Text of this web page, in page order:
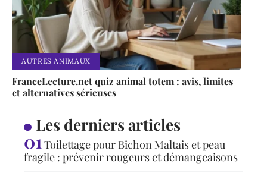
AUTRES ANIMAUX
FranceLecture.net quiz animal totem : avis, limites
et alternatives sérieuses
Les derniers articles
Toilettage pour Bichon Maltais et peau
fragile : prévenir rougeurs et démangeaisons